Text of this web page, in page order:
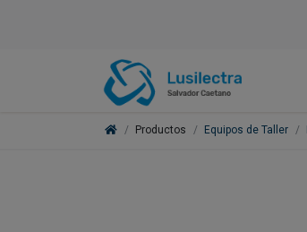
Productos Equipos de Taller